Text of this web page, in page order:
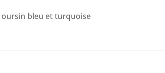
bleu et turquoise